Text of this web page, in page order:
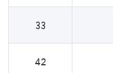
33
42